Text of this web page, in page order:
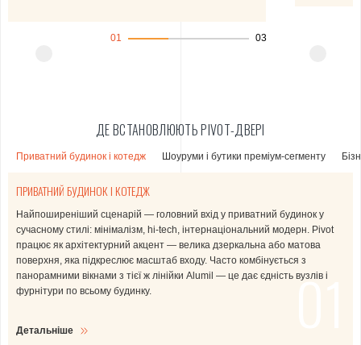
01 03
ДЕ ВСТАНОВЛЮЮТЬ PIVOT-ДВЕРІ
Приватний будинок і котедж Шоуруми і бутики преміум-сегменту
ПРИВАТНИЙ БУДИНОК І КОТЕДЖ
Найпоширеніший сценарій — головний вхід у приватний будинок у
сучасному стилі: мінімалізм, hi-tech, інтернаціональний модерн. Pivot
працює як архітектурний акцент — велика дзеркальна або матова
поверхня, яка підкреслює масштаб входу. Часто комбінується з
панорамними вікнами з тієї ж лінійки Alumil — це дає єдність вузлів і
фурнітури по всьому будинку.
Детальніше 01
Brand identity ритейлу починається з дверей. Pivot — типове рішення
для бутіків одягу преміум-сегмента, ювелірних магазинів, автосалонів,
дизайнерських меблевих шоурумів. Великі скляні поверхні з тонкою
рамою формують відчуття легкості і відкритості, що працює на
конверсію відвідувача.
В офісах класу А Pivot встановлюють як вхід у головний холл або в
репрезентативні переговорні. Перевага — у поєднанні естетики з
безпекою (триплекс-скло і замки Winkhaus з протизламним класом
RC2-RC3 опціонально).
В hospitality Pivot вирішує дві задачі: візуальний імпакт і безбарʼєрність
порогу 7 мм. Останнє важливо для відповідності вимогам доступності
для маломобільних відвідувачів. Тиха робота поворотного механізму
означає, що двері не стукають при кожному відвідувачі — це критично у
спа і ресторанах.